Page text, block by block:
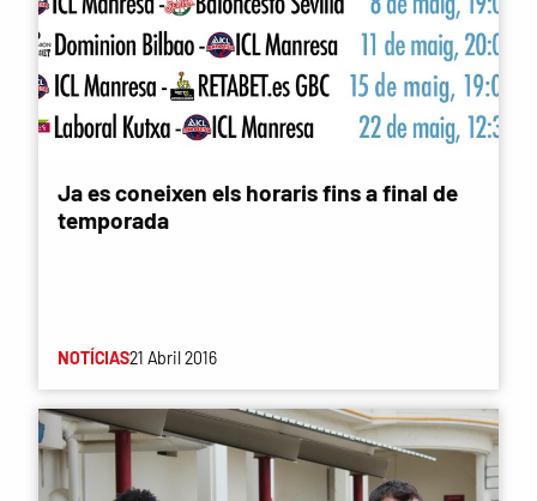
Ja es coneixen els horaris fins a final de
temporada
NOTÍCIAS21 Abril 2016